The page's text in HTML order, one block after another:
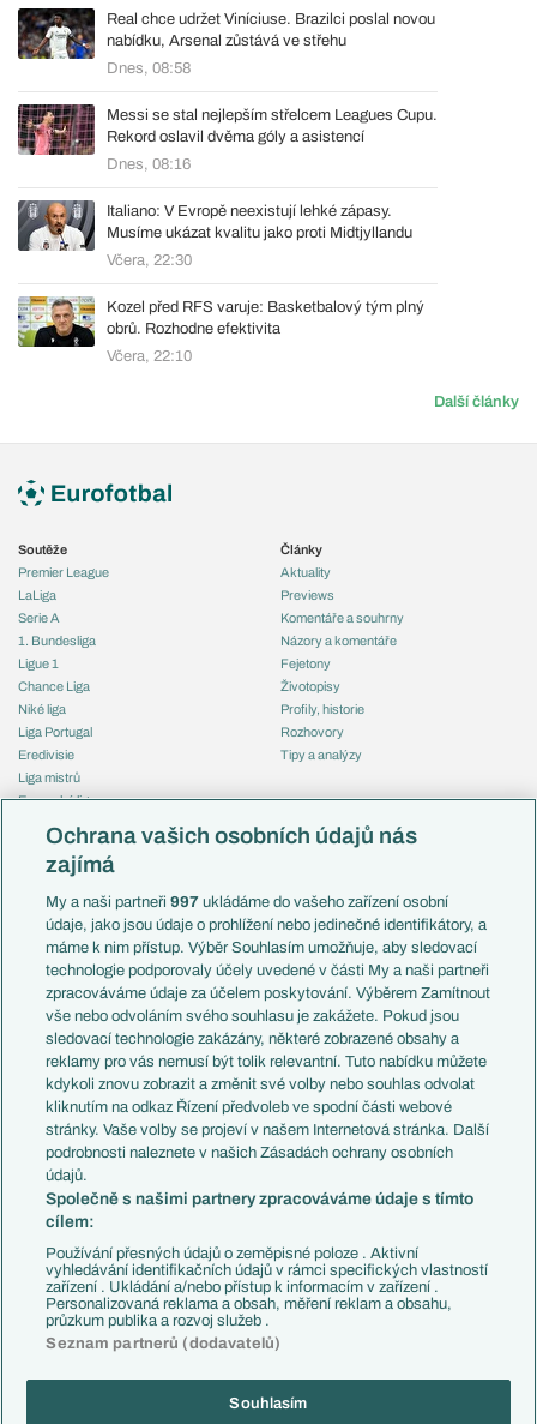
Real chce udržet Viníciuse. Brazilci poslal novou
nabídku, Arsenal zůstává ve střehu
Dnes, 08:58
Messi se stal nejlepším střelcem Leagues Cupu.
Rekord oslavil dvěma góly a asistencí
Dnes, 08:16
Italiano: V Evropě neexistují lehké zápasy.
Musíme ukázat kvalitu jako proti Midtjyllandu
Včera, 22:30
Kozel před RFS varuje: Basketbalový tým plný
obrů. Rozhodne efektivita
Včera, 22:10
Další články
Soutěže
Premier League
LaLiga
Serie A
1. Bundesliga
Ligue 1
Chance Liga
Niké liga
Liga Portugal
Eredivisie
Liga mistrů
Evropská liga
Mistrovství světa
Liga národů
Témata
Představení týmů MS
EuroSkauting
PL v kostce
Evropské koeficienty
Přestupy
Přestupové spekulace
Zranění
Kluby
Arsenal FC
Chelsea FC
Manchester United
AC Milán
Juventus FC
Bayern Mnichov
FC Barcelona
Real Madrid
Články
Aktuality
Previews
Komentáře a souhrny
Názory a komentáře
Fejetony
Životopisy
Profily, historie
Rozhovory
Tipy a analýzy
Česko
Francie
Itálie
Německo
Španělsko
Argentina
Brazílie
Přestupy
Zápasy
Livescore
Tipovací soutěž
Ochrana vašich osobních údajů nás
zajímá
My a naši partneři997 ukládáme do vašeho zařízení osobní
údaje, jako jsou údaje o prohlížení nebo jedinečné identifikátory, a
máme k nim přístup. Výběr Souhlasím umožňuje, aby sledovací
technologie podporovaly účely uvedené v části My a naši partneři
zpracováváme údaje za účelem poskytování. Výběrem Zamítnout
vše nebo odvoláním svého souhlasu je zakážete. Pokud jsou
sledovací technologie zakázány, některé zobrazené obsahy a
reklamy pro vás nemusí být tolik relevantní. Tuto nabídku můžete
kdykoli znovu zobrazit a změnit své volby nebo souhlas odvolat
kliknutím na odkaz Řízení předvoleb ve spodní části webové
stránky. Vaše volby se projeví v našem Internetová stránka. Další
podrobnosti naleznete v našich Zásadách ochrany osobních
údajů.
Společně s našimi partnery zpracováváme údaje s tímto
cílem:
Používání přesných údajů o zeměpisné poloze . Aktivní
vyhledávání identifikačních údajů v rámci specifických vlastností
zařízení . Ukládání a/nebo přístup k informacím v zařízení .
Personalizovaná reklama a obsah, měření reklam a obsahu,
průzkum publika a rozvoj služeb .
Seznam partnerů (dodavatelů)
Souhlasím